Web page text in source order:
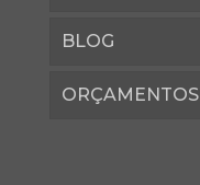
BLOG
ORÇAMENTOS